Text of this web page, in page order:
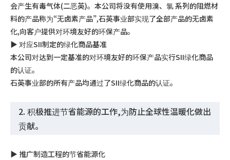
会产生有毒气体(二恶英)。本公司将没有使用溴、氯 系列的阻燃材
料的产品称为“无卤素产品”,石英事业部实现了全部产品的无卤素
化,向客户提供对环境友好的环保产品。
▶︎ 对应SII制定的绿化商品基准
本公司对达到一定基准的对环境友好的环保产品实行SII绿化商品
的认证。
石英事业部的所有产品均通过了SII绿化商品的认证。
2. 积极推进节省能源的工作,为防止全球性温暖化做出
贡献。
▶︎ 推广制造工程的节省能源化